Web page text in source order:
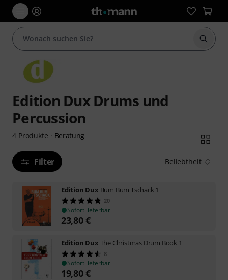
Suche
Edition Dux Drums und
Percussion
4 Produkte · Beratung
Filter Beliebtheit
Edition Dux Bum Bum Tschack 1
20
Sofort lieferbar
23,80€
Edition Dux The Christmas Drum Book 1
8
Sofort lieferbar
19,80€